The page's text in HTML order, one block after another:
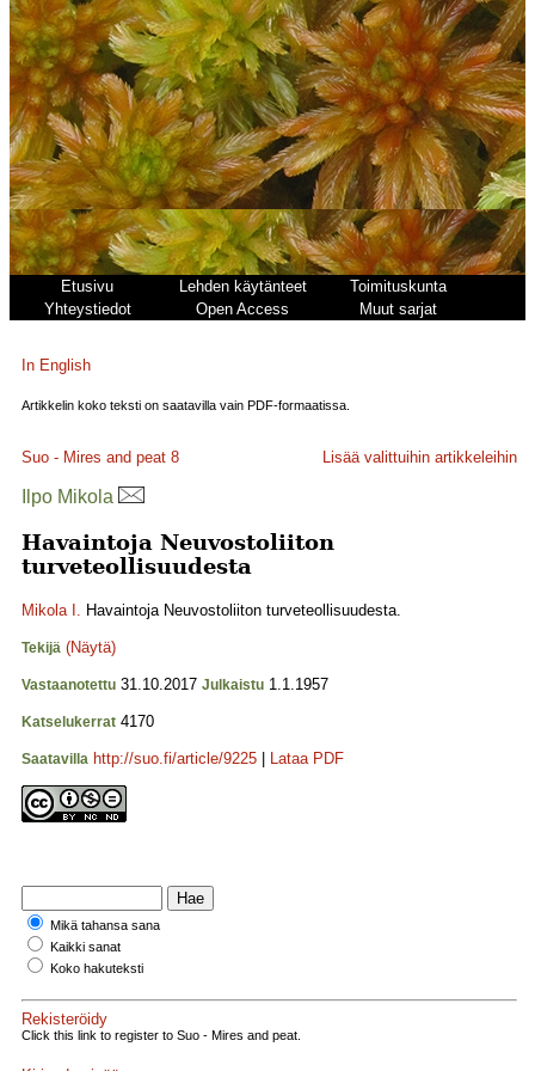
Etusivu Lehden käytänteet
Toimituskunta
Yhteystiedot
Open Access Muut sarjat
In English
Artikkelin koko teksti on saatavilla vain PDF-formaatissa.
Suo - Mires and peat 8 Lisää valittuihin artikkeleihin
Ilpo Mikola
Havaintoja Neuvostoliiton
turveteollisuudesta
Mikola I. Havaintoja Neuvostoliiton turveteollisuudesta.
Tekijä (Näytä)
Vastaanotettu 31.10.2017 Julkaistu 1.1.1957
Katselukerrat 4170
Saatavilla http://suo.fi/article/9225 Lataa PDF
Mikä tahansa sana
Kaikki sanat
Koko hakuteksti
Rekisteröidy
Click this link to register to Suo - Mires and peat.